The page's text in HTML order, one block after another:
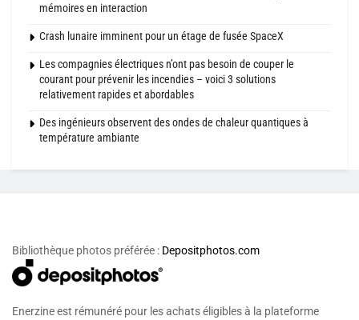
mémoires en interaction
Crash lunaire imminent pour un étage de fusée SpaceX
Les compagnies électriques n’ont pas besoin de couper le
courant pour prévenir les incendies – voici 3 solutions
relativement rapides et abordables
Des ingénieurs observent des ondes de chaleur quantiques à
température ambiante
Bibliothèque photos préférée : Depositphotos.com
Enerzine est rémunéré pour les achats éligibles à la plateforme